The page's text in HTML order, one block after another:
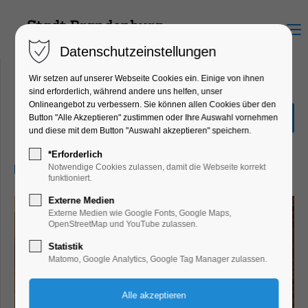
Menu
Mythos Maria
Ausstellung, Bildung, Vortrag
24.10.2026, 10:00–17:00
Datenschutzeinstellungen
Wir setzen auf unserer Webseite Cookies ein. Einige von ihnen
sind erforderlich, während andere uns helfen, unser
Onlineangebot zu verbessern. Sie können allen Cookies über den
Button "Alle Akzeptieren" zustimmen oder Ihre Auswahl vornehmen
und diese mit dem Button "Auswahl akzeptieren" speichern.
*Erforderlich
Notwendige Cookies zulassen, damit die Webseite korrekt
funktioniert.
Externe Medien
Externe Medien wie Google Fonts, Google Maps,
OpenStreetMap und YouTube zulassen.
Statistik
Matomo, Google Analytics, Google Tag Manager zulassen.